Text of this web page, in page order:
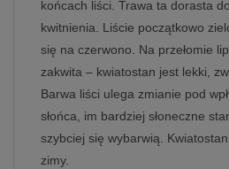
końcach liści. Trawa ta dorasta
kwitnienia. Liście początkowo
się na czerwono. Na przełomie
zakwita – kwiatostan jest lekki,
Barwa liści ulega zmianie pod
słońca, im bardziej słoneczne
szybciej się wybarwią.
zimy.